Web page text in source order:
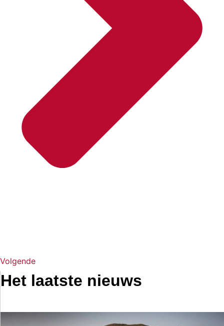
Volgende
Het laatste nieuws